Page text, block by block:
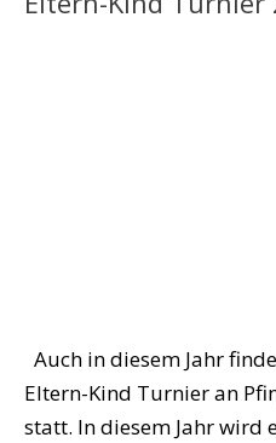
Auch in diesem Jahr
Eltern-Kind Turnier an
statt. In diesem Jahr wird